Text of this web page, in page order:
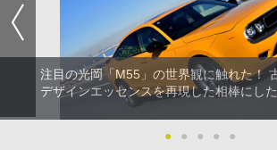
注目の光岡「M55」の世界観に触れた！
デザインエッセンスを再現した相棒にし
● ● ● ● ●